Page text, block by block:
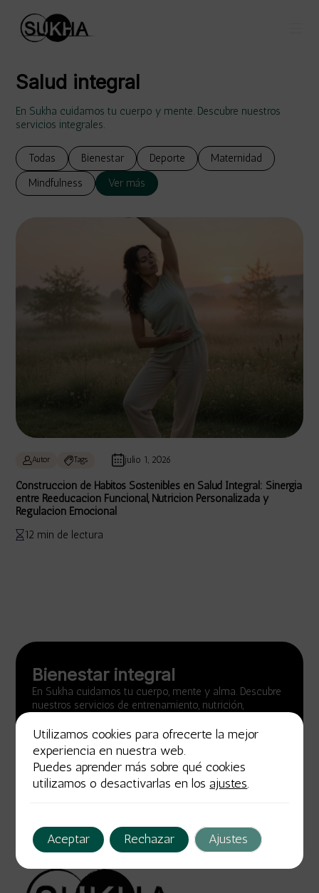
Salud integral
En Sukha cuidamos tu cuerpo y mente. Descubre nuestros
servicios integrales.
Todas Bienestar Deporte
Maternidad
Mindfulness
Ver más
Autor Tags julio 1, 2026
Construcción de Hábitos Sostenibles en Salud Integral: Sinergia
entre Reeducación Funcional, Nutrición Personalizada y
Regulación Emocional
12 min de lectura
Bienestar integral
En Sukha cuidamos tu cuerpo, mente y alma. Descubre
nuestros servicios de entrenamiento, nutrición,
saludable y plena.
Descúbrenos
Utilizamos cookies para ofrecerte la mejor
experiencia en nuestra web.
Puedes aprender más sobre qué cookies
utilizamos o desactivarlas en losajustes.
Aceptar Rechazar Ajustes